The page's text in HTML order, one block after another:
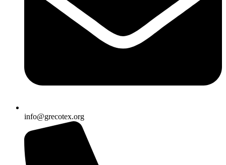
info@grecotex.org